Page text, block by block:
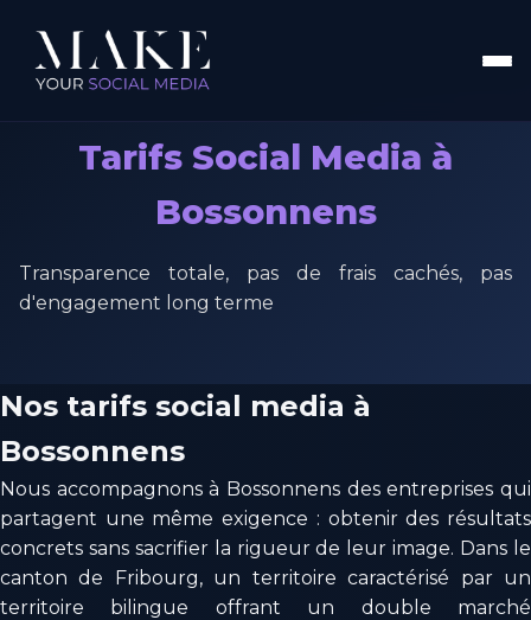
Tarifs Social Media à
Bossonnens
Transparence totale, pas de frais cachés, pas
d'engagement long terme
Nos tarifs social media à
Bossonnens
Nous accompagnons à Bossonnens des entreprises qui
partagent une même exigence : obtenir des résultats
concrets sans sacrifier la rigueur de leur image. Dans le
canton de Fribourg, un territoire caractérisé par un
territoire bilingue offrant un double marché